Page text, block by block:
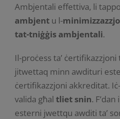
Ambjentali effettiva, li
ambjent u l-
tat-tniġġis ambjentali.
Il-proċess ta’ ċertifikazzjoni
jitwettaq minn awdituri
ċertifikazzjoni akkreditat.
valida għal tliet snin.
esterni jwettqu awditi ta’